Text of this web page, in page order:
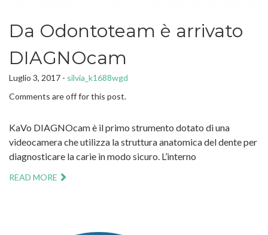
Da Odontoteam è arrivato
DIAGNOcam
Luglio 3, 2017 - silvia_k1688wgd
Comments are off for this post.
KaVo DIAGNOcam è il primo strumento dotato di una
videocamera che utilizza la struttura anatomica del dente per
diagnosticare la carie in modo sicuro. L’interno
READ MORE